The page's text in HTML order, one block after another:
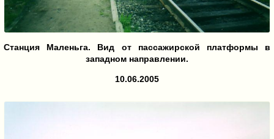
Станция Маленьга. Вид от пассажирской платформы в
западном направлении.
10.06.2005